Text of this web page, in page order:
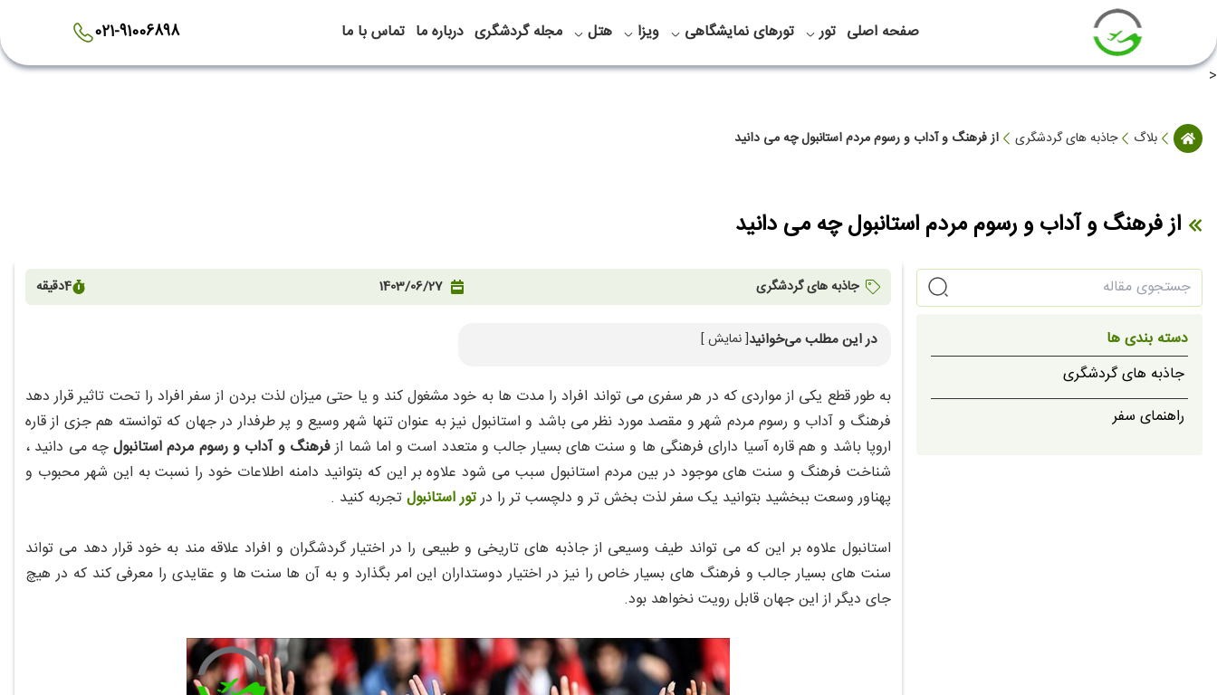
صفحه اصلی تور تورهای نمایشگاهی ویزا هتل مجله گردشگری درباره ما تماس با ما
021-91006898
<
بلاگ جاذبه های گردشگری از فرهنگ و آداب و رسوم مردم استانبول چه می دانید
از فرهنگ و آداب و رسوم مردم استانبول چه می دانید
دسته بندی ها
جاذبه های گردشگری
راهنمای سفر
جاذبه های گردشگری 1403/06/27
4دقیقه
در این مطلب می‌خوانید[ نمایش ]
به طور قطع یکی از مواردی که در هر سفری می تواند افراد را مدت ها به خود مشغول کند و یا حتی میزان لذت بردن از سفر افراد را تحت تاثیر قرار دهد
فرهنگ و آداب و رسوم مردم شهر و مقصد مورد نظر می باشد و استانبول نیز به عنوان تنها شهر وسیع و پر طرفدار در جهان که توانسته هم جزی از قاره
اروپا باشد و هم قاره آسیا دارای فرهنگی ها و سنت های بسیار جالب و متعدد است و اما شما ازفرهنگ و آداب و رسوم مردم استانبولچه می دانید ،
شناخت فرهنگ و سنت های موجود در بین مردم استانبول سبب می شود علاوه بر این که بتوانید دامنه اطلاعات خود را نسبت به این شهر محبوب و
پهناور وسعت ببخشید بتوانید یک سفر لذت بخش تر و دلچسب تر را درتور استانبولتجربه کنید .
استانبول علاوه بر این که می تواند طیف وسیعی از جاذبه های تاریخی و طبیعی را در اختیار گردشگران و افراد علاقه مند به خود قرار دهد می تواند
سنت های بسیار جالب و فرهنگ های بسیار خاص را نیز در اختیار دوستداران این امر بگذارد و به آن ها سنت ها و عقایدی را معرفی کند که در هیچ
جای دیگر از این جهان قابل رویت نخواهد بود.